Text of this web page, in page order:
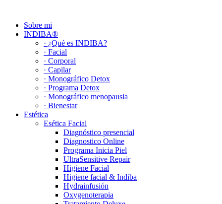
contenidoSobre mi
INDIBA®
· ¿Qué es INDIBA?
· Facial
· Corporal
· Capilar
· Monográfico Detox
· Programa Detox
· Monográfico menopausia
· Bienestar
Estética
Esética Facial
Diagnóstico presencial
Diagnostico Online
Programa Inicia Piel
UltraSensitive Repair
Higiene Facial
Higiene facial & Indiba
Hydrainfusión
Oxygenoterapia